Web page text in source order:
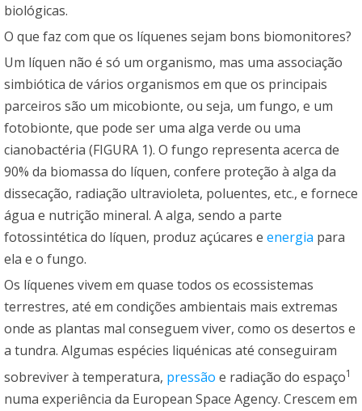
biológicas.
O que faz com que os líquenes sejam bons biomonitores?
Um líquen não é só um organismo, mas uma associação
simbiótica de vários organismos em que os principais
parceiros são um micobionte, ou seja, um fungo, e um
fotobionte, que pode ser uma alga verde ou uma
cianobactéria (FIGURA 1). O fungo representa acerca de
90% da biomassa do líquen, confere proteção à alga da
dissecação, radiação ultravioleta, poluentes, etc., e fornece
água e nutrição mineral. A alga, sendo a parte
fotossintética do líquen, produz açúcares e energia para
ela e o fungo.
Os líquenes vivem em quase todos os ecossistemas
terrestres, até em condições ambientais mais extremas
onde as plantas mal conseguem viver, como os desertos e
a tundra. Algumas espécies liquénicas até conseguiram
sobreviver à temperatura, pressão e radiação do espaço1
numa experiência da European Space Agency. Crescem em